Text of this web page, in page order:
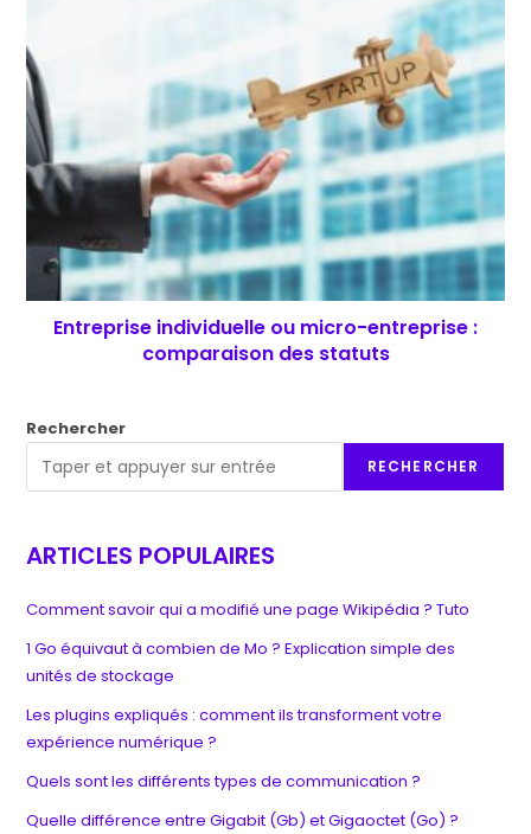
Entreprise individuelle ou micro-entreprise :
comparaison des statuts
Rechercher
RECHERCHER
ARTICLES POPULAIRES
Comment savoir qui a modifié une page Wikipédia ? Tuto
1 Go équivaut à combien de Mo ? Explication simple des
unités de stockage
Les plugins expliqués : comment ils transforment votre
expérience numérique ?
Quels sont les différents types de communication ?
Quelle différence entre Gigabit (Gb) et Gigaoctet (Go) ?